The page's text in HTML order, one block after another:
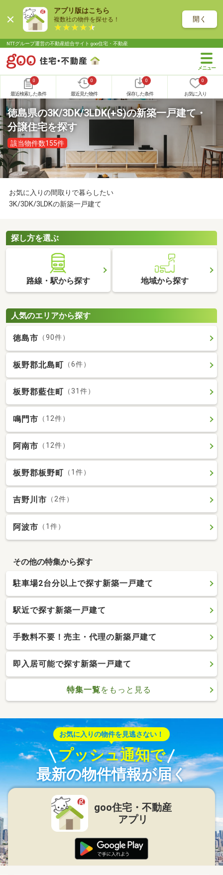
アプリ版はこちら
複数社の物件を探せる！ 開く
NTTグループ運営の不動産総合サイト goo住宅・不動産
0
最近検索した条件
0
最近見た物件
0
保存した条件
0
お気に入り
徳島県の3K/3DK/3LDK(+S)の新築一戸建て・
分譲住宅を探す
該当物件数155件
お気に入りの間取りで暮らしたい
3K/3DK/3LDKの新築一戸建て
探し方を選ぶ
路線・駅から探す 地域から探す
人気のエリアから探す
徳島市 （90件）
板野郡北島町 （6件）
板野郡藍住町 （31件）
鳴門市 （12件）
阿南市 （12件）
板野郡板野町 （1件）
吉野川市 （2件）
阿波市 （1件）
その他の特集から探す
駐車場2台分以上で探す新築一戸建て
駅近で探す新築一戸建て
手数料不要！売主・代理の新築戸建て
即入居可能で探す新築一戸建て
特集一覧をもっと見る
お気に入りの物件を見逃さない！
プッシュ通知で
最新の物件情報が届く
goo住宅・不動産
アプリ